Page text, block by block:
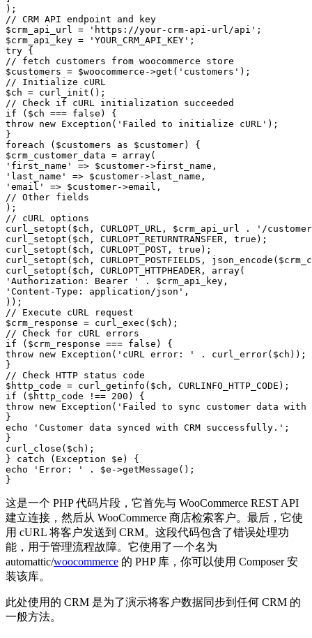
);
// CRM API endpoint and key
$crm_api_url = 'https://your-crm-api-url/api';
$crm_api_key = 'YOUR_CRM_API_KEY';
try {
// fetch customers from woocommerce store
$customers = $woocommerce->get('customers');
// Initialize cURL
$ch = curl_init();
// Check if cURL initialization succeeded
if ($ch === false) {
throw new Exception('Failed to initialize cURL');
}
foreach ($customers as $customer) {
$crm_customer_data = array(
'first_name' => $customer->first_name,
'last_name' => $customer->last_name,
'email' => $customer->email,
// Other fields
);
// cURL options
curl_setopt($ch, CURLOPT_URL, $crm_api_url . '/
curl_setopt($ch, CURLOPT_RETURNTRANSFER, true);
curl_setopt($ch, CURLOPT_POST, true);
curl_setopt($ch, CURLOPT_POSTFIELDS,
curl_setopt($ch, CURLOPT_HTTPHEADER, array(
'Authorization: Bearer ' . $crm_api_key,
'Content-Type: application/json',
));
// Execute cURL request
$crm_response = curl_exec($ch);
// Check for cURL errors
if ($crm_response === false) {
throw new Exception('cURL error: ' . curl_error($ch));
}
// Check HTTP status code
$http_code = curl_getinfo($ch, CURLINFO_HTTP_CODE);
if ($http_code !== 200) {
throw new Exception('Failed to sync customer data
}
echo 'Customer data synced with CRM successfully.';
}
curl_close($ch);
} catch (Exception $e) {
echo 'Error: ' . $e->getMessage();
}
这是一个 PHP 代码片段，它首先与 WooCommerce REST API
建立连接，然后从 WooCommerce 商店检索客户。最后，它使
用 cURL 将客户发送到 CRM。这段代码包含了错误处理功
能，用于管理流程故障。它使用了一个名为
automattic/woocommerce 的 PHP 库，你可以使用 Composer 安
装该库。
此处使用的 CRM 是为了演示将客户数据同步到任何 CRM 的
一般方法。